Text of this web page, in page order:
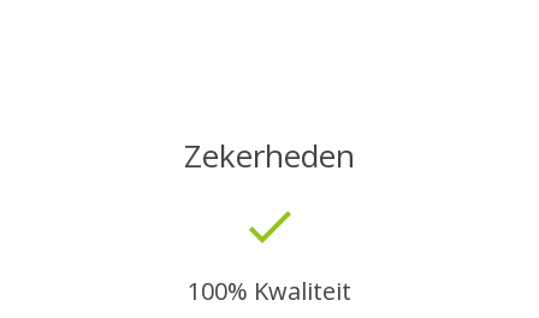
Zekerheden
done
100% Kwaliteit